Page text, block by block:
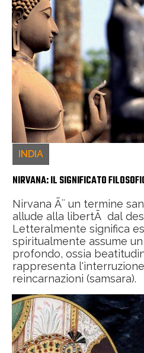
INDIA
NIRVANA: IL SIGNIFICATO
Nirvana Ã¨ un termine
allude alla libertÃ dal
Letteralmente significa
spiritualmente assume
profondo, ossia
rappresenta
reincarnazioni (samsara).